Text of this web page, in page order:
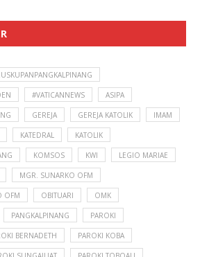
#VATICANNEWS ASIPA
GEREJA GEREJA KATOLIK IMAM
KATEDRAL KATOLIK
KOMSOS KWI LEGIO MARIAE
MGR. SUNARKO OFM
OFM OBITUARI OMK
PANGKALPINANG PAROKI
BERNADETH PAROKI KOBA